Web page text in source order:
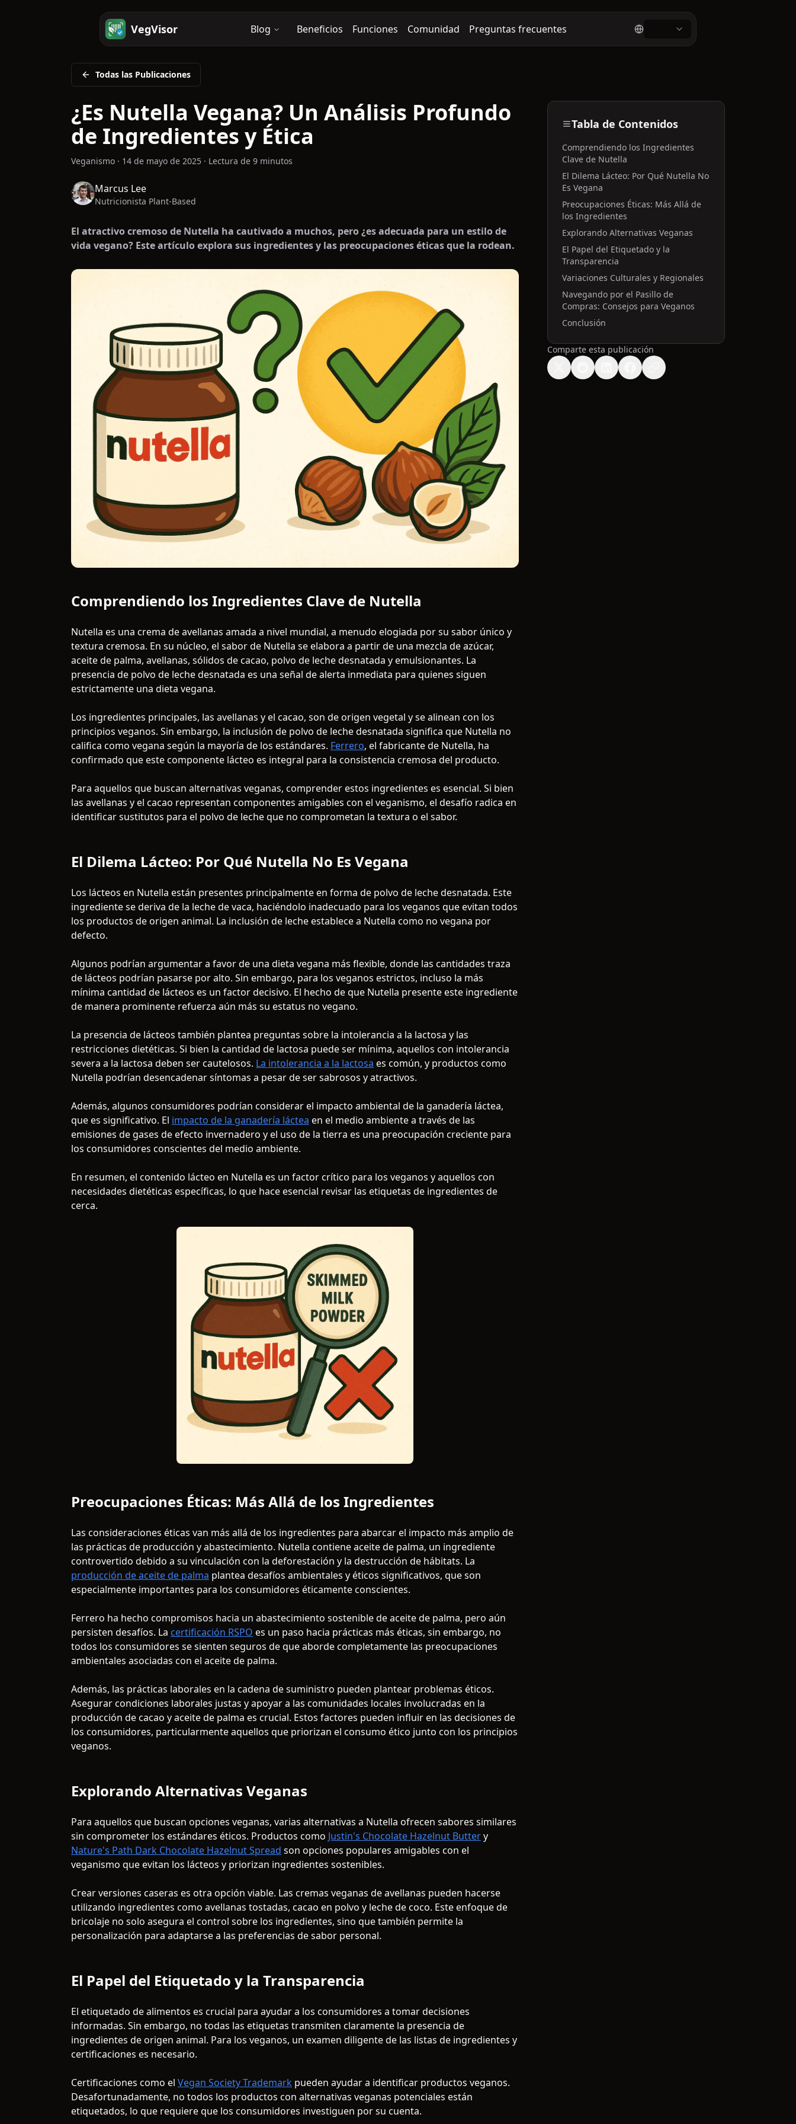
VegVisor Blog Beneficios Funciones Comunidad Preguntas frecuentes
Todas las Publicaciones
¿Es Nutella Vegana? Un Análisis Profundo
de Ingredientes y Ética
Veganismo · 14 de mayo de 2025 · Lectura de 9 minutos
Marcus Lee
Nutricionista Plant-Based
El atractivo cremoso de Nutella ha cautivado a muchos, pero ¿es adecuada para un estilo de
vida vegano? Este artículo explora sus ingredientes y las preocupaciones éticas que la rodean.
Comprendiendo los Ingredientes Clave de Nutella
Nutella es una crema de avellanas amada a nivel mundial, a menudo elogiada por su sabor único y
textura cremosa. En su núcleo, el sabor de Nutella se elabora a partir de una mezcla de azúcar,
aceite de palma, avellanas, sólidos de cacao, polvo de leche desnatada y emulsionantes. La
presencia de polvo de leche desnatada es una señal de alerta inmediata para quienes siguen
estrictamente una dieta vegana.
Los ingredientes principales, las avellanas y el cacao, son de origen vegetal y se alinean con los
principios veganos. Sin embargo, la inclusión de polvo de leche desnatada significa que Nutella no
califica como vegana según la mayoría de los estándares. Ferrero, el fabricante de Nutella, ha
confirmado que este componente lácteo es integral para la consistencia cremosa del producto.
Para aquellos que buscan alternativas veganas, comprender estos ingredientes es esencial. Si bien
las avellanas y el cacao representan componentes amigables con el veganismo, el desafío radica en
identificar sustitutos para el polvo de leche que no comprometan la textura o el sabor.
El Dilema Lácteo: Por Qué Nutella No Es Vegana
Los lácteos en Nutella están presentes principalmente en forma de polvo de leche desnatada. Este
ingrediente se deriva de la leche de vaca, haciéndolo inadecuado para los veganos que evitan todos
los productos de origen animal. La inclusión de leche establece a Nutella como no vegana por
defecto.
Algunos podrían argumentar a favor de una dieta vegana más flexible, donde las cantidades traza
de lácteos podrían pasarse por alto. Sin embargo, para los veganos estrictos, incluso la más
mínima cantidad de lácteos es un factor decisivo. El hecho de que Nutella presente este ingrediente
de manera prominente refuerza aún más su estatus no vegano.
La presencia de lácteos también plantea preguntas sobre la intolerancia a la lactosa y las
restricciones dietéticas. Si bien la cantidad de lactosa puede ser mínima, aquellos con intolerancia
severa a la lactosa deben ser cautelosos. La intolerancia a la lactosa es común, y productos como
Nutella podrían desencadenar síntomas a pesar de ser sabrosos y atractivos.
Además, algunos consumidores podrían considerar el impacto ambiental de la ganadería láctea,
que es significativo. El impacto de la ganadería láctea en el medio ambiente a través de las
emisiones de gases de efecto invernadero y el uso de la tierra es una preocupación creciente para
los consumidores conscientes del medio ambiente.
En resumen, el contenido lácteo en Nutella es un factor crítico para los veganos y aquellos con
necesidades dietéticas específicas, lo que hace esencial revisar las etiquetas de ingredientes de
cerca.
Preocupaciones Éticas: Más Allá de los Ingredientes
Las consideraciones éticas van más allá de los ingredientes para abarcar el impacto más amplio de
las prácticas de producción y abastecimiento. Nutella contiene aceite de palma, un ingrediente
controvertido debido a su vinculación con la deforestación y la destrucción de hábitats. La
producción de aceite de palma plantea desafíos ambientales y éticos significativos, que son
especialmente importantes para los consumidores éticamente conscientes.
Ferrero ha hecho compromisos hacia un abastecimiento sostenible de aceite de palma, pero aún
persisten desafíos. La certificación RSPO es un paso hacia prácticas más éticas, sin embargo, no
todos los consumidores se sienten seguros de que aborde completamente las preocupaciones
ambientales asociadas con el aceite de palma.
Además, las prácticas laborales en la cadena de suministro pueden plantear problemas éticos.
Asegurar condiciones laborales justas y apoyar a las comunidades locales involucradas en la
producción de cacao y aceite de palma es crucial. Estos factores pueden influir en las decisiones de
los consumidores, particularmente aquellos que priorizan el consumo ético junto con los principios
veganos.
Explorando Alternativas Veganas
Para aquellos que buscan opciones veganas, varias alternativas a Nutella ofrecen sabores similares
sin comprometer los estándares éticos. Productos como Justin's Chocolate Hazelnut Buttery
Nature's Path Dark Chocolate Hazelnut Spread son opciones populares amigables con el
veganismo que evitan los lácteos y priorizan ingredientes sostenibles.
Crear versiones caseras es otra opción viable. Las cremas veganas de avellanas pueden hacerse
utilizando ingredientes como avellanas tostadas, cacao en polvo y leche de coco. Este enfoque de
bricolaje no solo asegura el control sobre los ingredientes, sino que también permite la
personalización para adaptarse a las preferencias de sabor personal.
El Papel del Etiquetado y la Transparencia
El etiquetado de alimentos es crucial para ayudar a los consumidores a tomar decisiones
informadas. Sin embargo, no todas las etiquetas transmiten claramente la presencia de
ingredientes de origen animal. Para los veganos, un examen diligente de las listas de ingredientes y
certificaciones es necesario.
Certificaciones como el Vegan Society Trademark pueden ayudar a identificar productos veganos.
Desafortunadamente, no todos los productos con alternativas veganas potenciales están
etiquetados, lo que requiere que los consumidores investiguen por su cuenta.
Tabla de Contenidos
Comprendiendo los Ingredientes
Clave de Nutella
El Dilema Lácteo: Por Qué Nutella No
Es Vegana
Preocupaciones Éticas: Más Allá de
los Ingredientes
Explorando Alternativas Veganas
El Papel del Etiquetado y la
Transparencia
Variaciones Culturales y Regionales
Navegando por el Pasillo de
Compras: Consejos para Veganos
Conclusión
Comparte esta publicación